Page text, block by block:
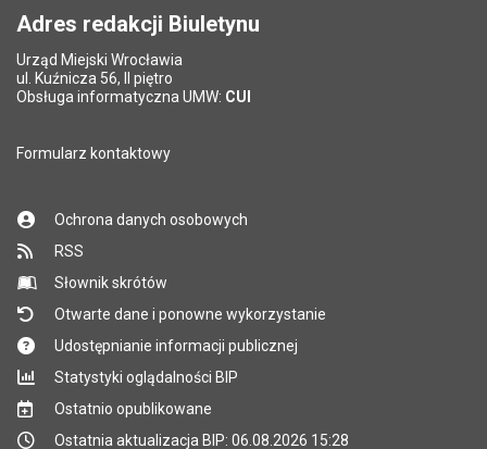
Adres redakcji Biuletynu
Urząd Miejski Wrocławia
ul. Kuźnicza 56, II piętro
Obsługa informatyczna UMW: CUI
Formularz kontaktowy
Ochrona danych osobowych
RSS
Słownik skrótów
Otwarte dane i ponowne wykorzystanie
Udostępnianie informacji publicznej
Statystyki oglądalności BIP
Ostatnio opublikowane
Ostatnia aktualizacja BIP: 06.08.2026 15:28